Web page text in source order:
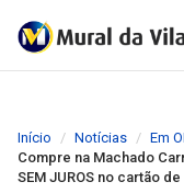
Início Notícias
Em
Compre na Machado
SEM JUROS no cartão